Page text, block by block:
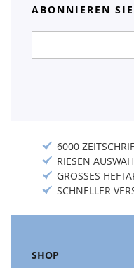
ABONNIEREN
Newsletter:
6000
RIESEN
GROSSES
SCHNELLER
SHOP